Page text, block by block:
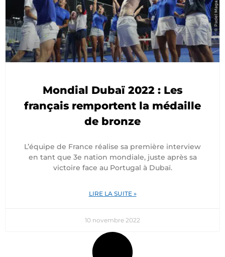
Mondial Dubaï 2022 : Les
français remportent la médaille
de bronze
L’équipe de France réalise sa première interview
en tant que 3e nation mondiale, juste après sa
victoire face au Portugal à Dubaï.
LIRE LA SUITE »
10 novembre 2022